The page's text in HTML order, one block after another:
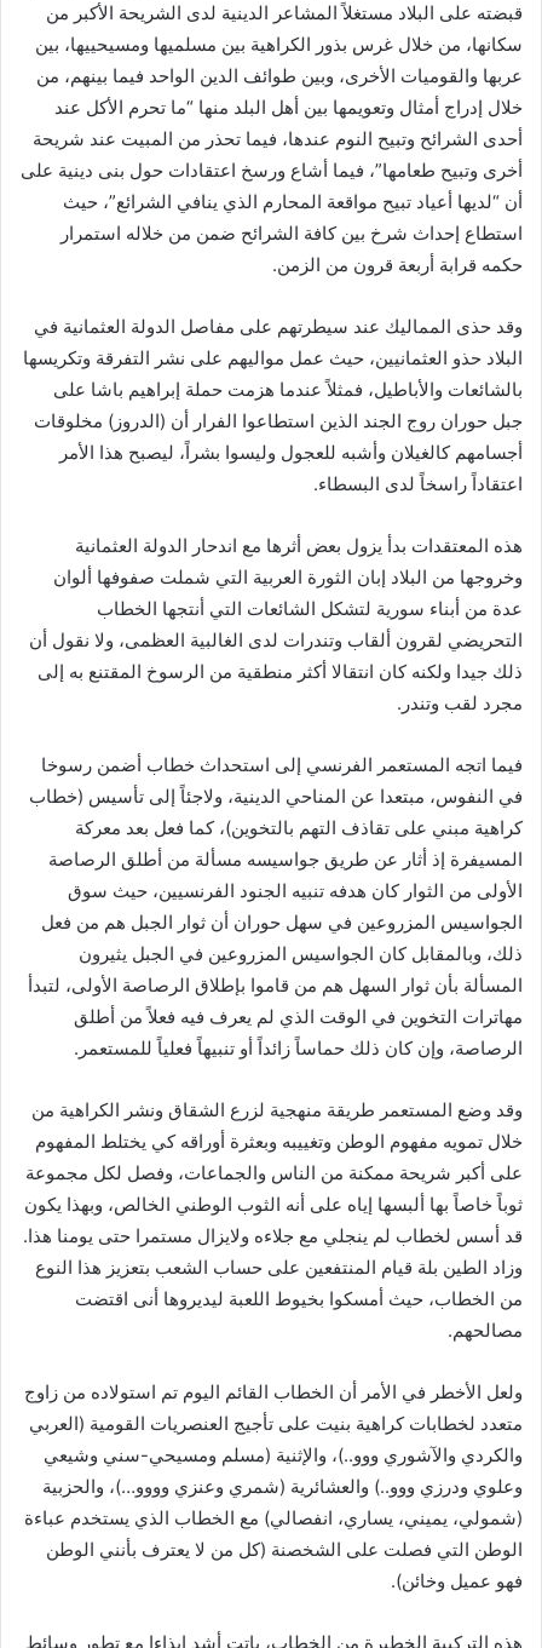
قبضته على البلاد مستغلاً المشاعر الدينية لدى الشريحة الأكبر من
سكانها، من خلال غرس بذور الكراهية بين مسلميها ومسيحييها، بين
عربها والقوميات الأخرى، وبين طوائف الدين الواحد فيما بينهم، من
خلال إدراج أمثال وتعويمها بين أهل البلد منها “ما تحرم الأكل عند
أحدى الشرائح وتبيح النوم عندها، فيما تحذر من المبيت عند شريحة
أخرى وتبيح طعامها”، فيما أشاع ورسخ اعتقادات حول بنى دينية على
أن “لديها أعياد تبيح مواقعة المحارم الذي ينافي الشرائع”، حيث
استطاع إحداث شرخ بين كافة الشرائح ضمن من خلاله استمرار
حكمه قرابة أربعة قرون من الزمن.
وقد حذى المماليك عند سيطرتهم على مفاصل الدولة العثمانية في
البلاد حذو العثمانيين، حيث عمل مواليهم على نشر التفرقة وتكريسها
بالشائعات والأباطيل، فمثلاً عندما هزمت حملة إبراهيم باشا على
جبل حوران روج الجند الذين استطاعوا الفرار أن (الدروز) مخلوقات
أجسامهم كالغيلان وأشبه للعجول وليسوا بشراً، ليصبح هذا الأمر
اعتقاداً راسخاً لدى البسطاء.
هذه المعتقدات بدأ يزول بعض أثرها مع اندحار الدولة العثمانية
وخروجها من البلاد إبان الثورة العربية التي شملت صفوفها ألوان
عدة من أبناء سورية لتشكل الشائعات التي أنتجها الخطاب
التحريضي لقرون ألقاب وتندرات لدى الغالبية العظمى، ولا نقول أن
ذلك جيدا ولكنه كان انتقالا أكثر منطقية من الرسوخ المقتنع به إلى
مجرد لقب وتندر.
فيما اتجه المستعمر الفرنسي إلى استحداث خطاب أضمن رسوخا
في النفوس، مبتعدا عن المناحي الدينية، ولاجئاً إلى تأسيس (خطاب
كراهية مبني على تقاذف التهم بالتخوين)، كما فعل بعد معركة
المسيفرة إذ أثار عن طريق جواسيسه مسألة من أطلق الرصاصة
الأولى من الثوار كان هدفه تنبيه الجنود الفرنسيين، حيث سوق
الجواسيس المزروعين في سهل حوران أن ثوار الجبل هم من فعل
ذلك، وبالمقابل كان الجواسيس المزروعين في الجبل يثيرون
المسألة بأن ثوار السهل هم من قاموا بإطلاق الرصاصة الأولى، لتبدأ
مهاترات التخوين في الوقت الذي لم يعرف فيه فعلاً من أطلق
الرصاصة، وإن كان ذلك حماساً زائداً أو تنبيهاً فعلياً للمستعمر.
وقد وضع المستعمر طريقة منهجية لزرع الشقاق ونشر الكراهية من
خلال تمويه مفهوم الوطن وتغييبه وبعثرة أوراقه كي يختلط المفهوم
على أكبر شريحة ممكنة من الناس والجماعات، وفصل لكل مجموعة
ثوباً خاصاً بها ألبسها إياه على أنه الثوب الوطني الخالص، وبهذا يكون
قد أسس لخطاب لم ينجلي مع جلاءه ولايزال مستمرا حتى يومنا هذا.
وزاد الطين بلة قيام المنتفعين على حساب الشعب بتعزيز هذا النوع
من الخطاب، حيث أمسكوا بخيوط اللعبة ليديروها أنى اقتضت
مصالحهم.
ولعل الأخطر في الأمر أن الخطاب القائم اليوم تم استولاده من زاوج
متعدد لخطابات كراهية بنيت على تأجيج العنصريات القومية (العربي
والكردي والآشوري ووو..)، والإثنية (مسلم ومسيحي-سني وشيعي
وعلوي ودرزي ووو..) والعشائرية (شمري وعنزي وووو…)، والحزبية
(شمولي، يميني، يساري، انفصالي) مع الخطاب الذي يستخدم عباءة
الوطن التي فصلت على الشخصنة (كل من لا يعترف بأنني الوطن
فهو عميل وخائن).
هذه التركيبة الخطيرة من الخطاب، باتت أشد إيذاءا مع تطور وسائط